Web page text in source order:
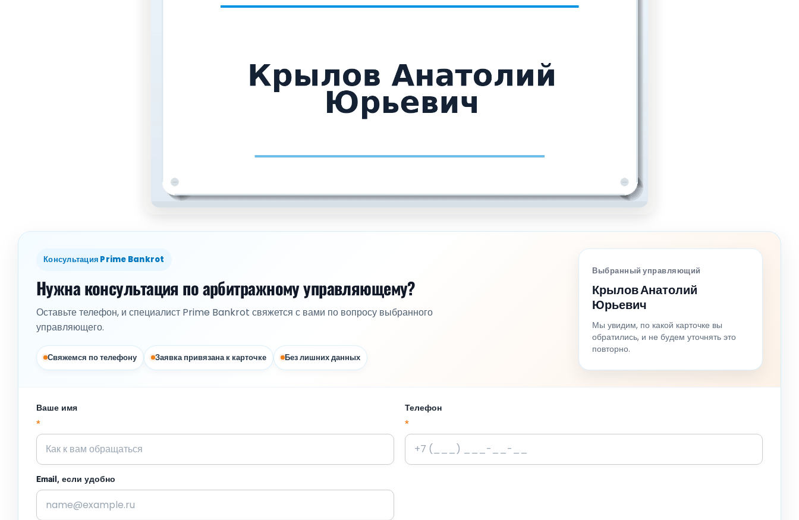
Консультация Prime Bankrot
Нужна консультация по арбитражному управляющему?
Оставьте телефон, и специалист Prime Bankrot свяжется с вами по вопросу выбранного
управляющего.
Свяжемся по телефону Заявка привязана к карточке Без лишних данных
Выбранный управляющий
Крылов Анатолий
Юрьевич
Мы увидим, по какой карточке вы
обратились, и не будем уточнять это
повторно.
Ваше имя
*
Телефон
*
Email, если удобно